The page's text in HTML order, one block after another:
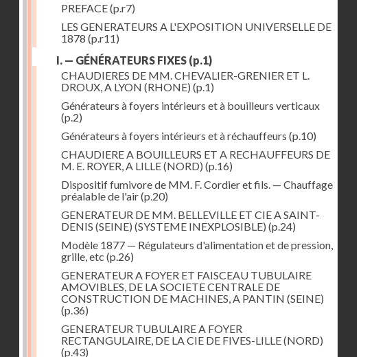
PREFACE(p.r7)
LES GENERATEURS A L'EXPOSITION UNIVERSELLE DE
1878 (p.r11)
I. — GÉNÉRATEURS FIXES (p.1)
CHAUDIERES DE MM. CHEVALIER-GRENIER ET L.
DROUX, A LYON (RHONE) (p.1)
Générateurs à foyers intérieurs et à bouilleurs verticaux
(p.2)
Générateurs à foyers intérieurs et à réchauffeurs (p.10)
CHAUDIERE A BOUILLEURS ET A RECHAUFFEURS DE
M. E. ROYER, A LILLE (NORD) (p.16)
Dispositif fumivore de MM. F. Cordier et fils. — Chauffage
préalable de l'air(p.20)
GENERATEUR DE MM. BELLEVILLE ET CIE A SAINT-
DENIS (SEINE) (SYSTEME INEXPLOSIBLE) (p.24)
Modèle 1877 — Régulateurs d'alimentation et de pression,
grille, etc (p.26)
GENERATEUR A FOYER ET FAISCEAU TUBULAIRE
AMOVIBLES, DE LA SOCIETE CENTRALE DE
CONSTRUCTION DE MACHINES, A PANTIN (SEINE)
(p.36)
GENERATEUR TUBULAIRE A FOYER
RECTANGULAIRE, DE LA CIE DE FIVES-LILLE (NORD)
(p.43)